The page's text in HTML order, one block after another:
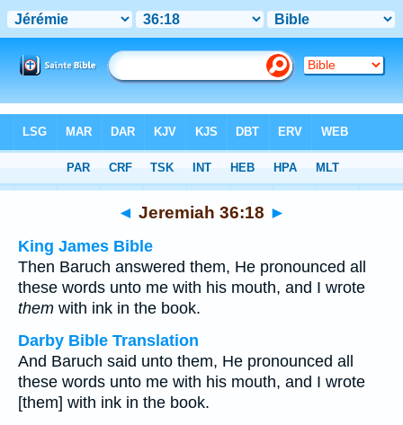
> Jeremiah 36:18
◄ Jeremiah 36:18 ►
King James Bible
Then Baruch answered them, He pronounced all
these words unto me with his mouth, and I wrote
them with ink in the book.
Darby Bible Translation
And Baruch said unto them, He pronounced all
these words unto me with his mouth, and I wrote
[them] with ink in the book.